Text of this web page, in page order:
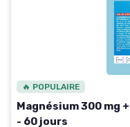
🔥 POPULAIRE
Magnésium 300 mg
- 60 jours